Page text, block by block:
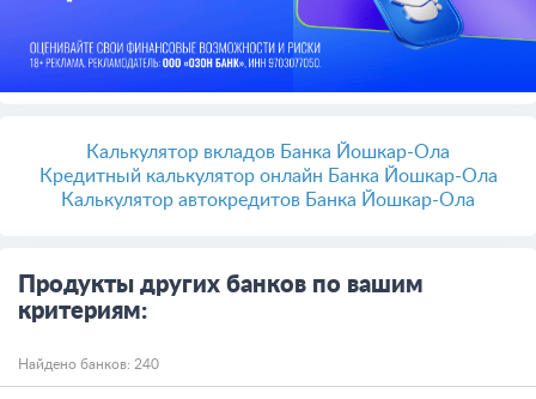
Калькулятор вкладов Банка Йошкар-Ола
Кредитный калькулятор онлайн Банка Йошкар-Ола
Калькулятор автокредитов Банка Йошкар-Ола
Продукты других банков по вашим
критериям:
Найдено банков: 240